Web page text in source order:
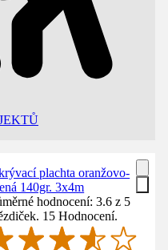
plachta oranžovo-
140gr. 3x4m
hodnocení: 3.6 z 5
15 Hodnocení.